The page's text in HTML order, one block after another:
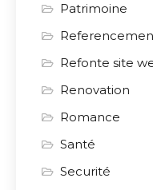
Patrimoine
Refonte site
Renovation
Romance
Santé
Securité